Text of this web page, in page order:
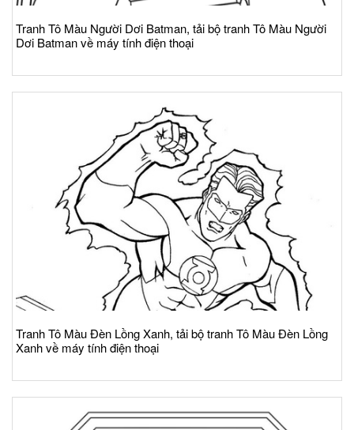
Tranh Tô Màu Người Dơi Batman, tải bộ tranh Tô Màu Người
Dơi Batman về máy tính điện thoại
Tranh Tô Màu Đèn Lồng Xanh, tải bộ tranh Tô Màu Đèn Lồng
Xanh về máy tính điện thoại